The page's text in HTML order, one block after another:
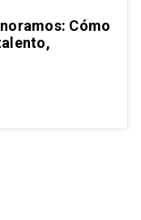
Cómo